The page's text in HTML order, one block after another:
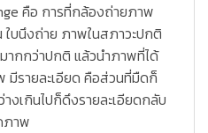
คือ การที่กล้องถ่ายภาพ
ใบนึงถ่าย ภาพในสภาวะปกติ
ากกว่าปกติ แล้วนำภาพที่ได้
รายละเอียด คือส่วนที่มืดก็
เกินไปก็ดึงรายละเอียดกลับ
ภาพ